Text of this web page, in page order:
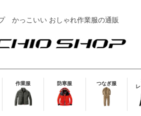
かっこいい おしゃれ作業服の通販
作業服 防寒服 つなぎ服